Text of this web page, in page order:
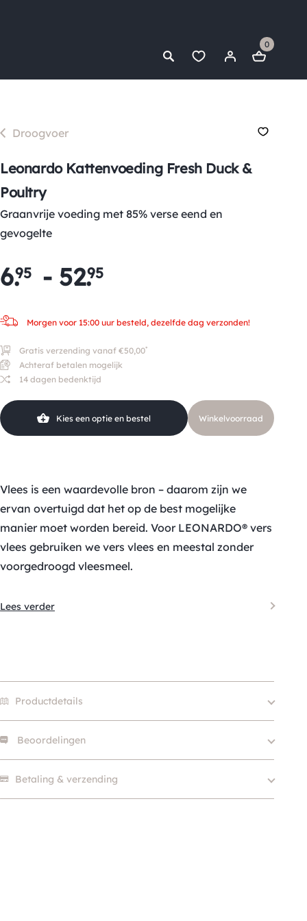
0
Droogvoer
Leonardo Kattenvoeding Fresh Duck &
Poultry
Graanvrije voeding met 85% verse eend en
gevogelte
6.
95 - 52.95
Morgen voor 15:00 uur besteld, dezelfde dag verzonden!
Gratis verzending vanaf €50,00*
Achteraf betalen mogelijk
14 dagen bedenktijd
Kies een optie en bestel Winkelvoorraad
Vlees is een waardevolle bron – daarom zijn we
ervan overtuigd dat het op de best mogelijke
manier moet worden bereid. Voor LEONARDO® vers
vlees gebruiken we vers vlees en meestal zonder
voorgedroogd vleesmeel.
Lees verder
Productdetails
Size
Eiwitbron
Eend, Gevogelte
Merk
Voedingsdoel
Graanvrij
Beoordelingen
Betaling & verzending